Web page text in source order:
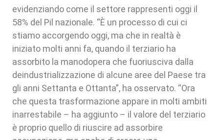
evidenziando come il settore rappresenti oggi il
58% del Pil nazionale. “È un processo di cui ci
stiamo accorgendo oggi, ma che in realtà è
iniziato molti anni fa, quando il terziario ha
assorbito la manodopera che fuoriusciva dalla
deindustrializzazione di alcune aree del Paese tra
gli anni Settanta e Ottanta”, ha osservato. “Ora
che questa trasformazione appare in molti ambiti
inarrestabile – ha aggiunto – il valore del terziario
è proprio quello di riuscire ad assorbire